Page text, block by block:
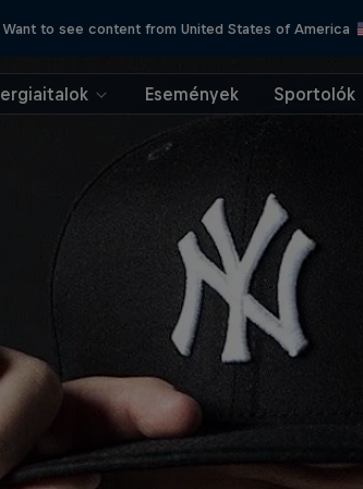
Want to see content from United States of America
Események Sportolók